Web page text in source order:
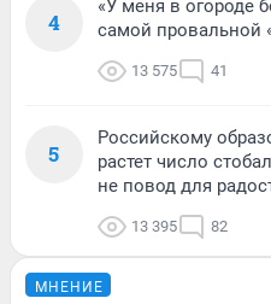
4
«У меня в огороде
самой провальной
13 575 41
5
Российскому
растет число
не повод для
13 395 82
МНЕНИЕ